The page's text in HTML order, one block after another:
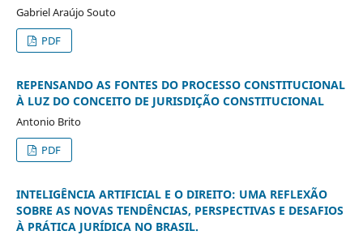
Gabriel Araújo Souto
PDF
REPENSANDO AS FONTES DO PROCESSO CONSTITUCIONAL
À LUZ DO CONCEITO DE JURISDIÇÃO CONSTITUCIONAL
Antonio Brito
PDF
INTELIGÊNCIA ARTIFICIAL E O DIREITO: UMA REFLEXÃO
SOBRE AS NOVAS TENDÊNCIAS, PERSPECTIVAS E DESAFIOS
À PRÁTICA JURÍDICA NO BRASIL.